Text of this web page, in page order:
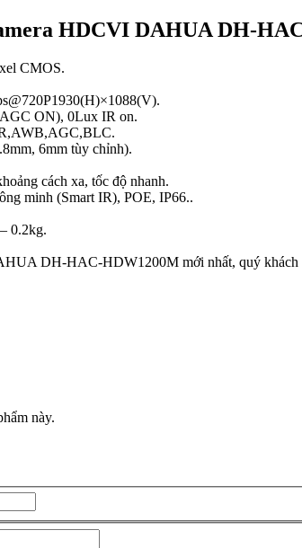
HDCVI DAHUA DH-
CMOS.
ON), 0Lux IR on.
6mm tùy chỉnh).
cách xa, tốc độ nhanh.
minh (Smart IR), POE, IP66..
0.2kg.
DH-HAC-HDW1200M mới nhất, quý
này.